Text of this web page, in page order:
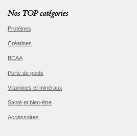
Nos TOP catégories
Protéines
Créatines
BCAA
Perte de poids
Vitamines et minéraux
Santé et bien-être
Accéssoires